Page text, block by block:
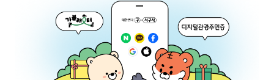
202-81-50707
통신판매업신고
제2009-서울중구-1234호